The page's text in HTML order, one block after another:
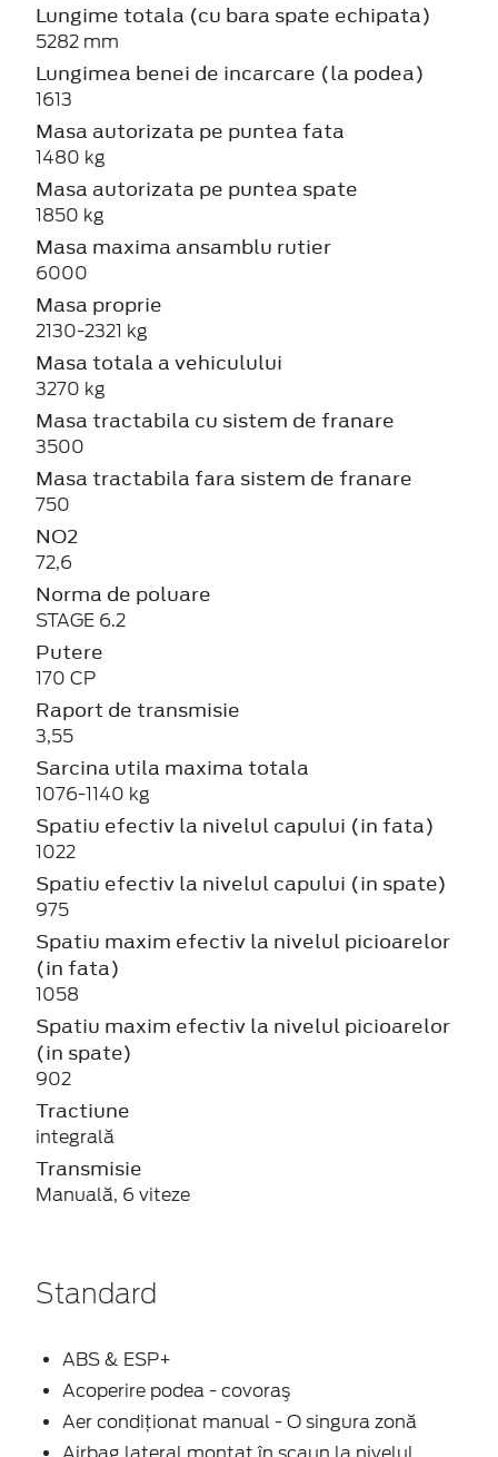
Lungime totala (cu bara spate echipata)
5282 mm
Lungimea benei de incarcare (la podea)
1613
Masa autorizata pe puntea fata
1480 kg
Masa autorizata pe puntea spate
1850 kg
Masa maxima ansamblu rutier
6000
Masa proprie
2130-2321 kg
Masa totala a vehiculului
3270 kg
Masa tractabila cu sistem de franare
3500
Masa tractabila fara sistem de franare
750
NO2
72,6
Norma de poluare
STAGE 6.2
Putere
170 CP
Raport de transmisie
3,55
Sarcina utila maxima totala
1076-1140 kg
Spatiu efectiv la nivelul capului (in fata)
1022
Spatiu efectiv la nivelul capului (in spate)
975
Spatiu maxim efectiv la nivelul picioarelor
(in fata)
1058
Spatiu maxim efectiv la nivelul picioarelor
(in spate)
902
Tractiune
integrală
Transmisie
Manuală, 6 viteze
Standard
ABS & ESP+
Acoperire podea - covoraş
Aer condiționat manual - O singura zonă